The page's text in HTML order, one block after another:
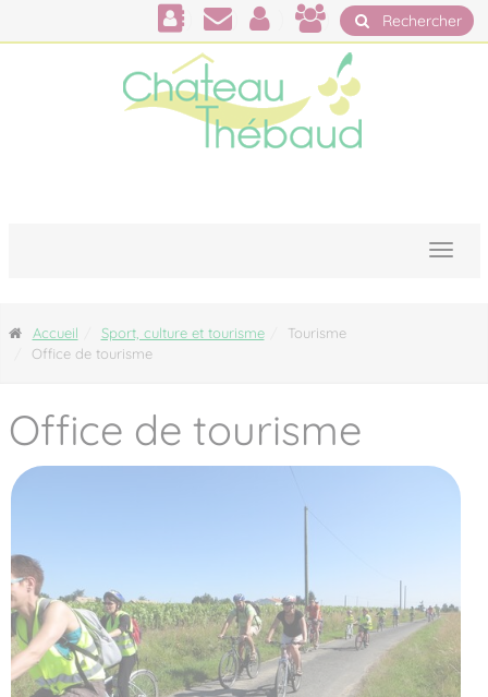
Rechercher
Accueil Sport, culture et tourisme
Tourisme
Office de tourisme
Office de tourisme
Panneau de gestion des cookies